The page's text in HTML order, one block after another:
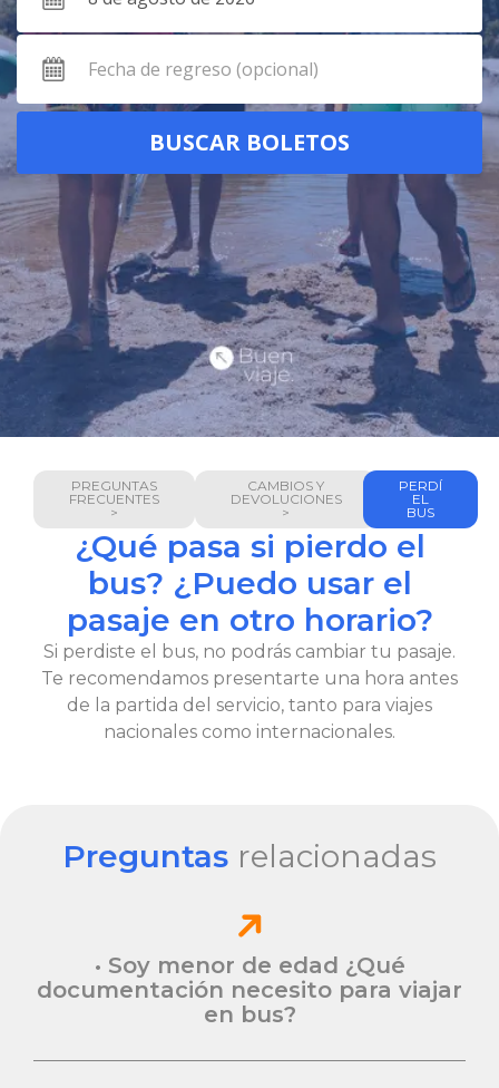
PREGUNTAS
FRECUENTES
>
CAMBIOS Y
DEVOLUCIONES
>
PERDÍ
EL
BUS
¿Qué pasa si pierdo el
bus? ¿Puedo usar el
pasaje en otro horario?
Si perdiste el bus, no podrás cambiar tu pasaje.
Te recomendamos presentarte una hora antes
de la partida del servicio, tanto para viajes
nacionales como internacionales.
Preguntas relacionadas
• Soy menor de edad ¿Qué
documentación necesito para viajar
en bus?